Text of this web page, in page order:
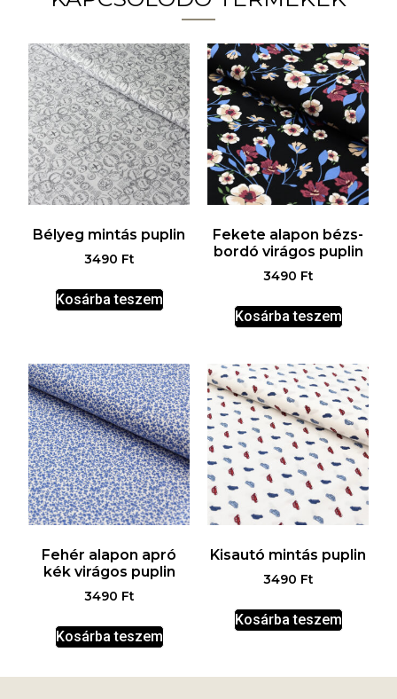
Bélyeg mintás puplin
3490 Ft
Kosárba teszem
Fekete alapon bézs-
bordó virágos puplin
3490 Ft
Kosárba teszem
Fehér alapon apró
kék virágos puplin
3490 Ft
Kosárba teszem
Kisautó mintás puplin
3490 Ft
Kosárba teszem